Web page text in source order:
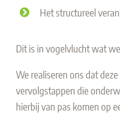
Het structureel
Dit is in vogelvlucht wat
We realiseren ons dat
vervolgstappen die
hierbij van pas komen op